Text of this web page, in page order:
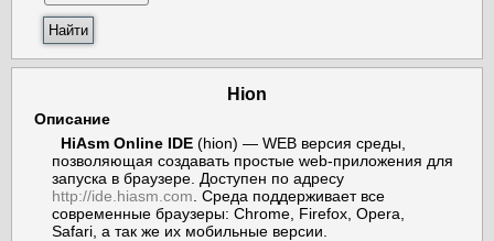
Hion
Описание
HiAsm Online IDE (hion) — WEB версия среды,
позволяющая создавать простые web-приложения для
запуска в браузере. Доступен по адресу
http://ide.hiasm.com . Среда поддерживает все
современные браузеры: Chrome, Firefox, Opera,
Safari, а так же их мобильные версии.